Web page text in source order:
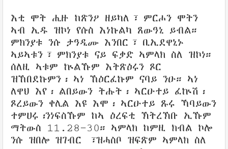
እቲ ሞት ሒዙ ከጽንዖ ዘይካለ፣ ምርሖን ሞትን
ኣብ ኢዱ ዝኮነ የሱስ እነኩልካ ጸውዓኒ ይብል።
ምክንያቱ ንሱ ታዓዲሙ እንበር፣ ቢኢደዋኒኑ
ኣይኣቱን፣ ምክንያቱ ናይ ፍቃድ ኣምላክ ስለ ዝኮነ።
ሰለዚ ኣቱም ኵልኹም እትጽዕሩን ጾር
ዝኸበደኩምን፡ ኣነ ኸዕርፈኩም ናባይ ንዑ። ኣነ
ለዋህ እየ፡ ልበይውን ትሑት፡ ኣርዑተይ ፈኵሽ፡
ጾረይውን ቀሊል እዩ እሞ፡ ኣርዑተይ ጹሩ ኻባይውን
ተምሀሩ፡ንነፍስኹም ከኣ ዕረፍቲ ኽትረኽቡ ኢኹም
ማትውስ 11.28–30። ኣምላክ ከምዚ ክብል ኮሎ
ንሱ ዝበሎ ዝገብር ፣ዝሓስቦ ዝፍጽም ኣምላክ ስለ